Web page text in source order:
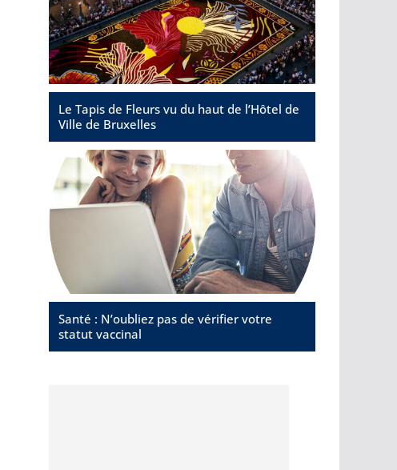
Le Tapis de Fleurs vu du haut de l’Hôtel de
Ville de Bruxelles
Santé : N’oubliez pas de vérifier votre
statut vaccinal